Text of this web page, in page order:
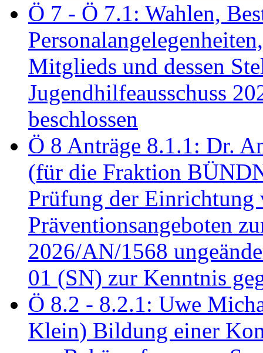
Ö 7 - Ö 7.1: Wahlen,
Mitglieds und dessen
Jugendhilfeausschuss
beschlossen
Ö 8 Anträge 8.1.1: Dr.
(für die Fraktion
Prüfung der Einrichtung
Präventionsangeboten
2026/AN/1568
01 (SN) zur Kenntnis
Ö 8.2 - 8.2.1: Uwe
Klein) Bildung einer